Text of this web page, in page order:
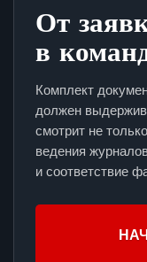
От
в
Комплект
должен
смотрит не
ведения
и соответствие